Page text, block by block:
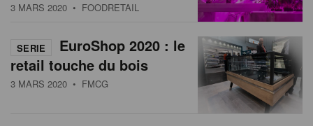
3 MARS 2020 • FOODRETAIL
SERIE
EuroShop 2020 : le
retail touche du bois
3 MARS 2020 • FMCG